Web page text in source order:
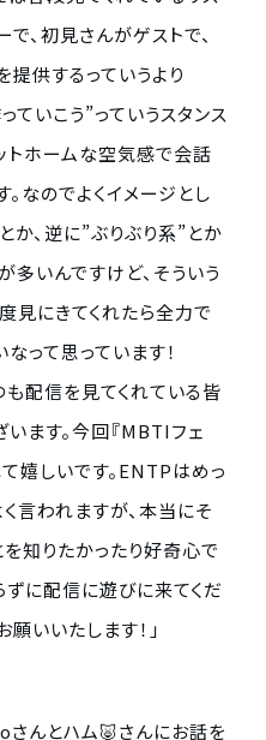
、初見さんがゲストで、
供するっていうより
ていこう”っていうスタンス
トホームな空気感で会話
なのでよくイメージとし
か、逆に”ぶりぶり系”とか
多いんですけど、そういう
見にきてくれたら全力で
って思っています！
配信を見てくれている皆
ます。今回『MBTIフェ
嬉しいです。ENTPはめっ
言われますが、本当にそ
を知りたかったり好奇心で
ずに配信に遊びに来てくだ
願いいたします！」
んとハム🐷さんにお話を